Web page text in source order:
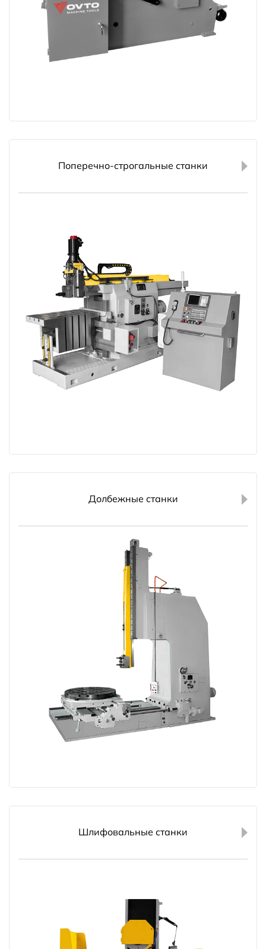
Поперечно-строгальные станки
Долбежные станки
Шлифовальные станки